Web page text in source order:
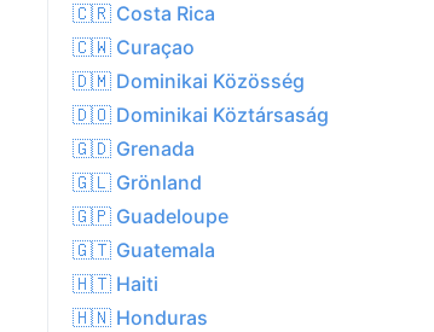
🇨🇷 Costa Rica
🇨🇼 Curaçao
🇩🇲 Dominikai Közösség
🇩🇴 Dominikai Köztársaság
🇬🇩 Grenada
🇬🇱 Grönland
🇬🇵 Guadeloupe
🇬🇹 Guatemala
🇭🇹 Haiti
🇭🇳 Honduras